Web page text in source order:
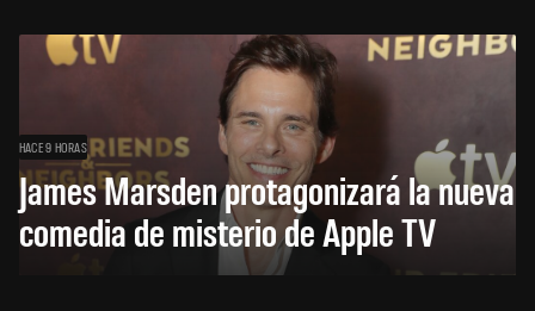
HACE 9 HORAS
James Marsden protagonizará la nueva
comedia de misterio de Apple TV